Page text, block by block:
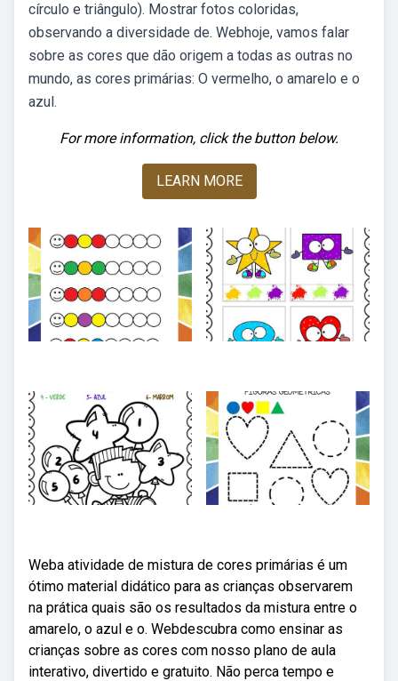
círculo e triângulo). Mostrar fotos coloridas,
observando a diversidade de. Webhoje, vamos falar
sobre as cores que dão origem a todas as outras no
mundo, as cores primárias: O vermelho, o amarelo e o
azul.
For more information, click the button below.
LEARN MORE
Weba atividade de mistura de cores primárias é um
ótimo material didático para as crianças observarem
na prática quais são os resultados da mistura entre o
amarelo, o azul e o. Webdescubra como ensinar as
crianças sobre as cores com nosso plano de aula
interativo, divertido e gratuito. Não perca tempo e